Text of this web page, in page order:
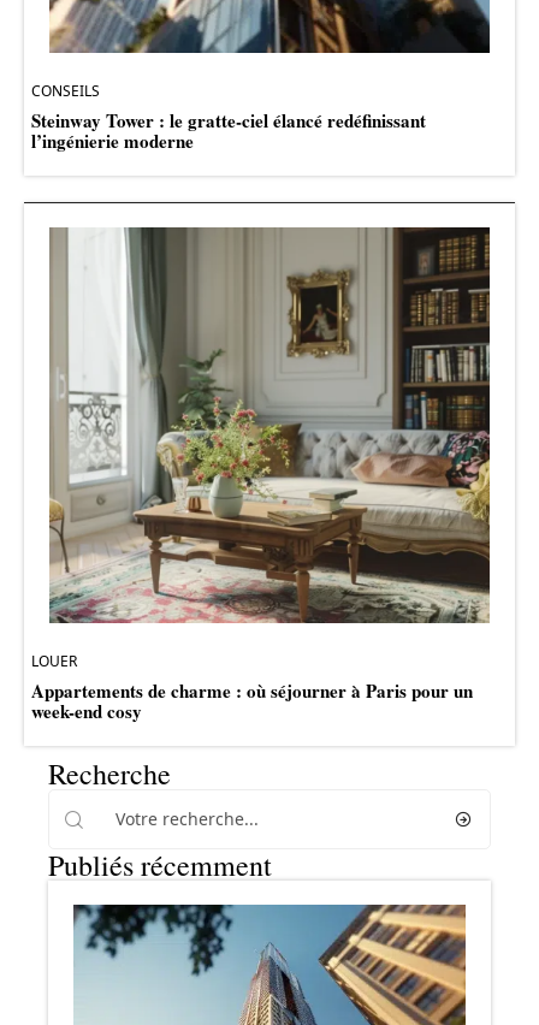
CONSEILS
Steinway Tower : le gratte-ciel élancé redéfinissant
l’ingénierie moderne
LOUER
Appartements de charme : où séjourner à Paris pour un
week-end cosy
Recherche
Publiés récemment